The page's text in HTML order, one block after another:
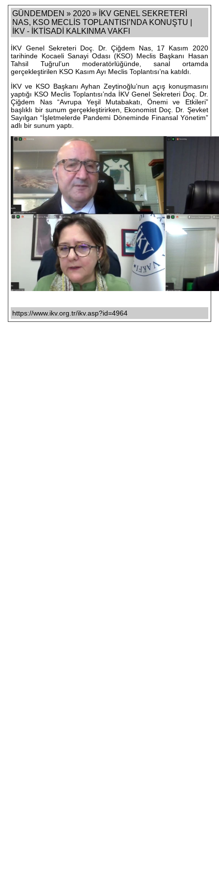
GÜNDEMDEN » 2020 » İKV GENEL SEKRETERİ
NAS, KSO MECLİS TOPLANTISI’NDA KONUŞTU |
İKV - İKTİSADİ KALKINMA VAKFI
İKV Genel Sekreteri Doç. Dr. Çiğdem Nas, 17 Kasım 2020
tarihinde Kocaeli Sanayi Odası (KSO) Meclis Başkanı Hasan
Tahsil Tuğrul’un moderatörlüğünde, sanal ortamda
gerçekleştirilen KSO Kasım Ayı Meclis Toplantısı’na katıldı.
İKV ve KSO Başkanı Ayhan Zeytinoğlu’nun açış konuşmasını
yaptığı KSO Meclis Toplantısı’nda İKV Genel Sekreteri Doç. Dr.
Çiğdem Nas “Avrupa Yeşil Mutabakatı, Önemi ve Etkileri”
başlıklı bir sunum gerçekleştirirken, Ekonomist Doç. Dr. Şevket
Sayılgan “İşletmelerde Pandemi Döneminde Finansal Yönetim”
adlı bir sunum yaptı.
https://www.ikv.org.tr/ikv.asp?id=4964